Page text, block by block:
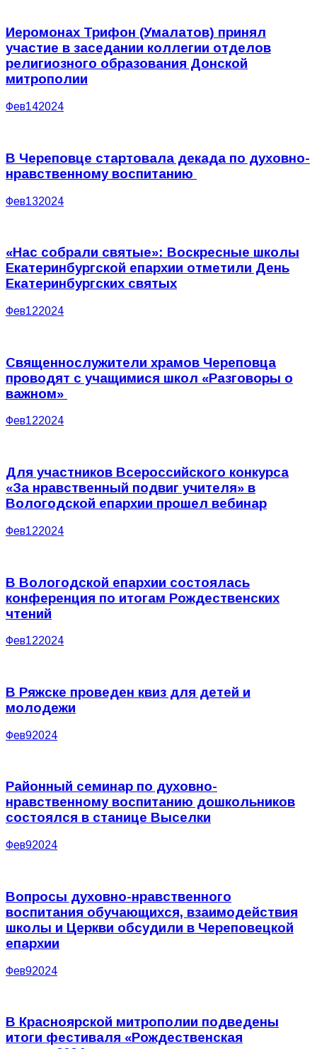
Иеромонах Трифон (Умалатов) принял
участие в заседании коллегии отделов
религиозного образования Донской
митрополии
Фев142024
В Череповце стартовала декада по духовно-
нравственному воспитанию
Фев132024
«Нас собрали святые»: Воскресные школы
Екатеринбургской епархии отметили День
Екатеринбургских святых
Фев122024
Священнослужители храмов Череповца
проводят с учащимися школ «Разговоры о
важном»
Фев122024
Для участников Всероссийского конкурса
«За нравственный подвиг учителя» в
Вологодской епархии прошел вебинар
Фев122024
В Вологодской епархии состоялась
конференция по итогам Рождественских
чтений
Фев122024
В Ряжске проведен квиз для детей и
молодежи
Фев92024
Районный семинар по духовно-
нравственному воспитанию дошкольников
состоялся в станице Выселки
Фев92024
Вопросы духовно-нравственного
воспитания обучающихся, взаимодействия
школы и Церкви обсудили в Череповецкой
епархии
Фев92024
В Красноярской митрополии подведены
итоги фестиваля «Рождественская